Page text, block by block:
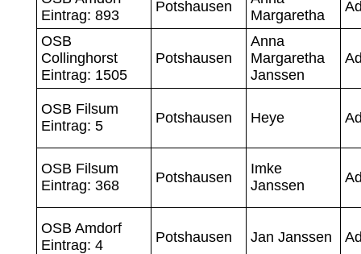
Eintrag: 893
Potshausen
Margaretha
OSB
Collinghorst
Eintrag: 1505
Potshausen
Anna
Margaretha
Janssen
OSB Filsum
Eintrag: 5
Potshausen Heye
OSB Filsum
Eintrag: 368
Potshausen
Imke
Janssen
OSB Amdorf
Eintrag: 4
Potshausen Jan Janssen